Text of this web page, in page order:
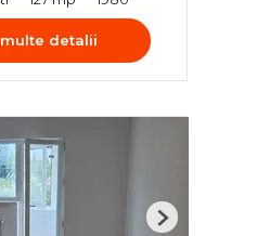
detalii
Next